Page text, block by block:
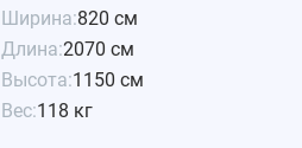
Ширина:820 см
Длина:2070 см
Высота:1150 см
Вес:118 кг